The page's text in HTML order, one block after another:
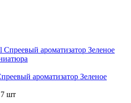
ароматизатор Зеленое
шт